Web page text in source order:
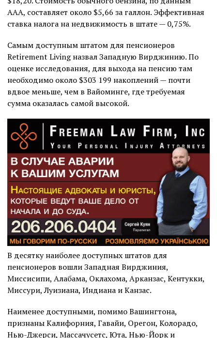
AAA, составляет около $5,66 за галлон. Эффективная
ставка налога на недвижимость в штате — 0,75%.
Самым доступным штатом для пенсионеров
Retirement Living назвал Западную Вирджинию. По
оценке исследования, для выхода на пенсию там
необходимо около $303 199 накоплений — почти
вдвое меньше, чем в Вайоминге, где требуемая
сумма оказалась самой высокой.
В десятку наиболее доступных штатов для
пенсионеров вошли Западная Вирджиния,
Миссисипи, Алабама, Оклахома, Арканзас, Кентукки,
Миссури, Луизиана, Индиана и Канзас.
Наименее доступными, помимо Вашингтона,
признаны Калифорния, Гавайи, Орегон, Колорадо,
Нью-Джерси, Массачусетс, Юта, Нью-Йорк и